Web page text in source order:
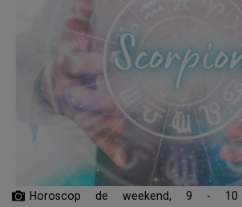
Horoscop de weekend, 9 - 10